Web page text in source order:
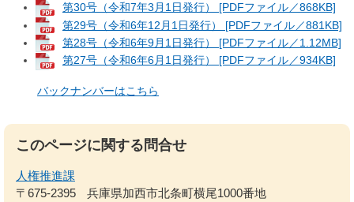
第30号（令和7年3月1日発行） [PDFファイル／868KB]
第29号（令和6年12月1日発行） [PDFファイル／881KB]
第28号（令和6年9月1日発行） [PDFファイル／1.12MB]
第27号（令和6年6月1日発行） [PDFファイル／934KB]
バックナンバーはこちら
このページに関する問合せ
人権推進課
〒675-2395
兵庫県加西市北条町横尾1000番地